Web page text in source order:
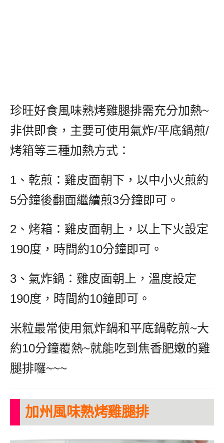
珍旺好食風味熟烤雞腿排需充分加熱~
非供即食，主要可使用氣炸/平底鍋煎/
烤箱等三種加熱方式：
1、乾煎：雞皮面朝下，以中小火煎約
5分鐘後翻面繼續煎3分鐘即可。
2、烤箱：雞皮面朝上，以上下火設定
190度，時間約10分鐘即可。
3、氣炸鍋：雞皮面朝上，溫度設定
190度，時間約10鐘即可。
米粒最常使用氣炸鍋和平底鍋乾煎~大
約10分鐘覆熱~就能吃到焦香肥嫩的雞
腿排囉~~~
加州風味熟烤雞腿排